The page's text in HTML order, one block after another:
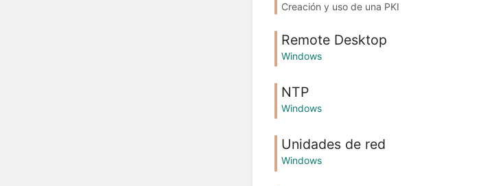
Creación y uso de una PKI
Remote Desktop
Windows
NTP
Windows
Unidades de red
Windows